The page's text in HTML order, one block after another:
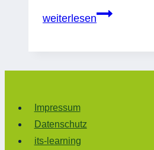
weiterlesenErasmus+
Impressum
Datenschutz
its-learning